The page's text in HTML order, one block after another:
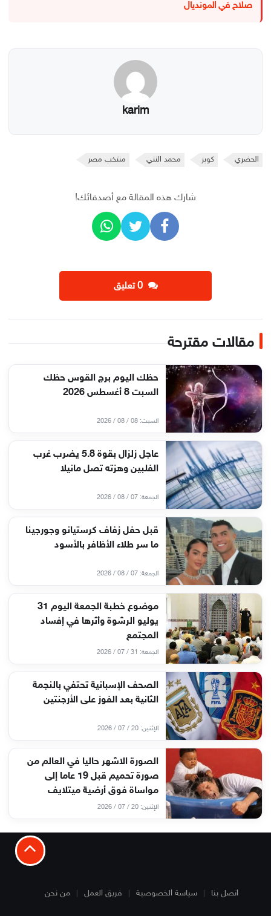
صلاح في المونديال
karim
الحضري كوبر محمد النني منتخب مصر
شارك هذه المقالة مع أصدقائك!
‫0 تعليق
مقالات مقترحة
حظك اليوم برج القوس حظك
السبت 8 أغسطس 2026
السبت: 08 / 08 / 2026
عاجل زلزال بقوة 5.8 يضرب غرب
الفلبين وهزته تصل مانيلا
الجمعة: 07 / 08 / 2026
قبل حفل زفاف كرستيانو وجورجينا
ما سر طلاء الأظافر بالأسود
الجمعة: 07 / 08 / 2026
موضوع خطبة الجمعة اليوم 31
يوليو الرشوة وأثرها في إفساد
المجتمع
الجمعة: 31 / 07 / 2026
الصحف الإسبانية تحتفي بالنجمة
الثانية بعد الفوز على الأرجنتين
الإثنين: 20 / 07 / 2026
الصورة الاشهر حاليا في العالم من
صورة تحميم قبل 19 عاما إلى
مواساة فوق أرضية ميتلايف
الإثنين: 20 / 07 / 2026
اتصل بنا سياسة الخصوصية فريق العمل من نحن